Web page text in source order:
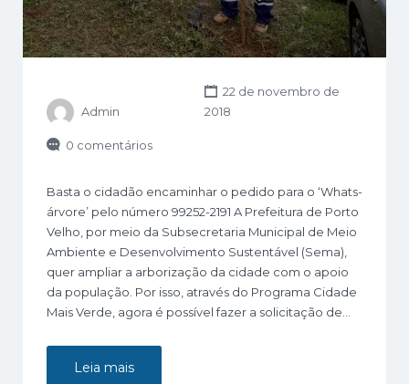
Admin
22 de novembro de
2018
0 comentários
Basta o cidadão encaminhar o pedido para o ‘Whats-
árvore’ pelo número 99252-2191 A Prefeitura de Porto
Velho, por meio da Subsecretaria Municipal de Meio
Ambiente e Desenvolvimento Sustentável (Sema),
quer ampliar a arborização da cidade com o apoio
da população. Por isso, através do Programa Cidade
Mais Verde, agora é possível fazer a solicitação de…
Leia mais